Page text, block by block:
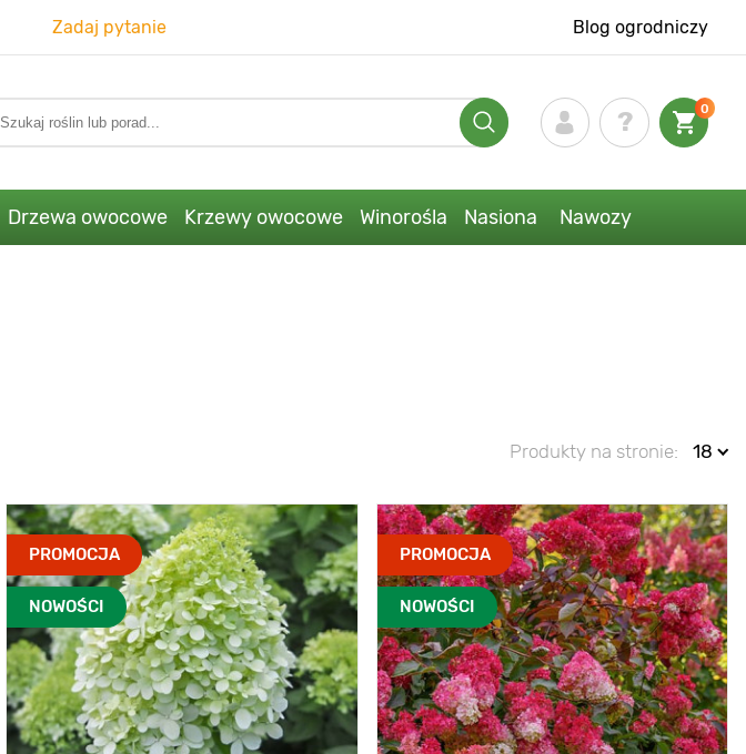
Zadaj pytanie Blog ogrodniczy
0
Drzewa owocowe Krzewy owocowe Winorośla Nasiona Nawozy
Produkty na stronie: 18
PROMOCJA
NOWOŚCI
PROMOCJA
NOWOŚCI